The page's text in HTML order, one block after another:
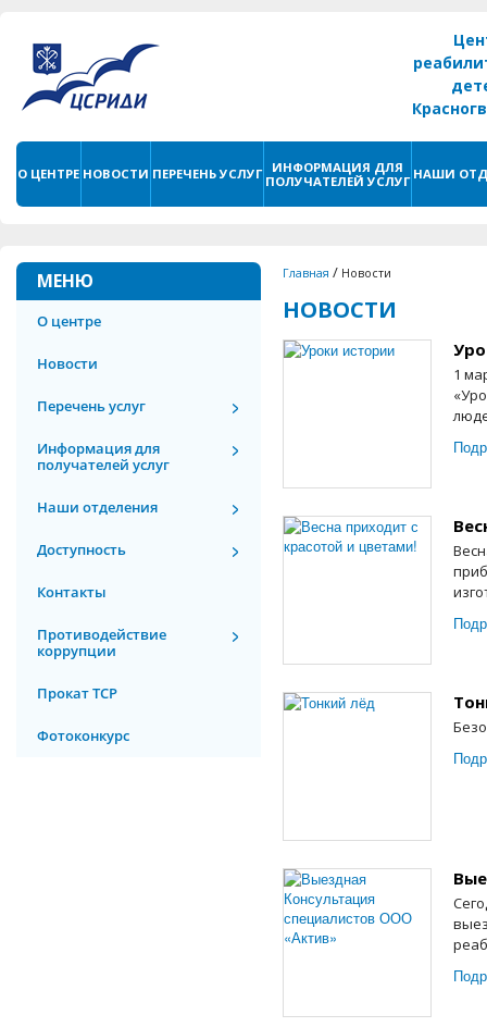
О ЦЕНТРЕ НОВОСТИ ПЕРЕЧЕНЬ УСЛУГ
ИНФОРМАЦИЯ ДЛЯ
ПОЛУЧАТЕЛЕЙ УСЛУГ НАШИ
МЕНЮ
О центре
Новости
Перечень услуг
Информация для
получателей услуг
Наши отделения
Доступность
Контакты
Противодействие
коррупции
Прокат ТСР
Фотоконкурс
Главная / Новости
НОВОСТИ
1